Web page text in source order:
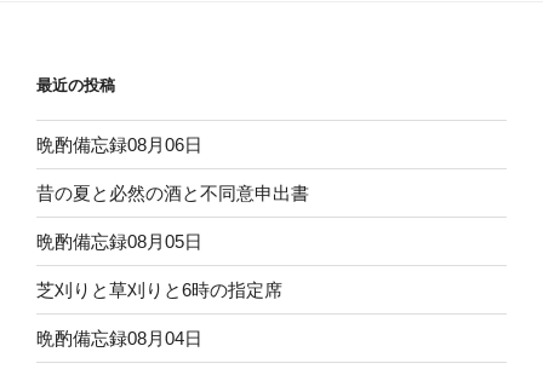
最近の投稿
晩酌備忘録08月06日
昔の夏と必然の酒と不同意申出書
晩酌備忘録08月05日
芝刈りと草刈りと6時の指定席
晩酌備忘録08月04日